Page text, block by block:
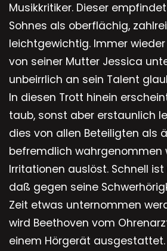
Musikkritiker. Dieser
Sohnes als oberflächig,
leichtgewichtig. Immer wieder
von seiner Mutter Jessica
unbeirrlich an sein Talent
In diesen Trott hinein
taub, sonst aber erstaunlich
dies von allen Beteiligten als
befremdlich wahrgenommen
Irritationen auslöst. Schnell
daß gegen seine
Zeit etwas unternommen
wird Beethoven vom
einem Hörgerät ausgestattet.